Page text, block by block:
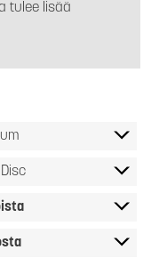
tulee lisää